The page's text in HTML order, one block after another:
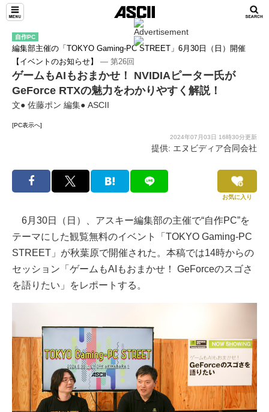
自作PC
編集部主催の「TOKYO Gaming-PC STREET」6月30日（日）開催
【イベントのお知らせ】 ― 第26回
ゲームもAIもおまかせ！ NVIDIAピーター氏が
GeForce RTXの魅力をわかりやすく解説！
文● 佐藤ポン 編集● ASCII
[PC表示へ]
2024年07月03日 16時30分更新
提供: エヌビディア合同会社
お気に入り
6月30日（日）、アスキー編集部の主催で“自作PC”を
テーマにした観覧無料のイベント「TOKYO Gaming-PC
STREET」が秋葉原で開催された。本稿では14時からの
セッション「ゲームもAIもおまかせ！ GeForceのスゴさ
を語りたい」をレポートする。